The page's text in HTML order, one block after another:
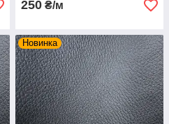
250 ₴/м
Новинка